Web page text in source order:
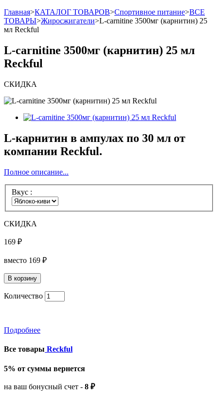
Главная>КАТАЛОГ ТОВАРОВ>Спортивное питание>ВСЕ
ТОВАРЫ>Жиросжигатели>L-carnitine 3500мг (карнитин) 25
мл Reckful
L-carnitine 3500мг (карнитин) 25 мл
Reckful
СКИДКА
L-карнитин в ампулах по 30 мл от
компании Reckful.
Полное описание...
Вкус :
СКИДКА
169 ₽
вместо 169 ₽
Количество
Подробнее
Все товары Reckful
5% от суммы вернется
на ваш бонусный счет - 8 ₽